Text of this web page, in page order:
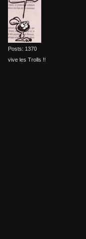
Posts: 1370
vive les Trolls !!